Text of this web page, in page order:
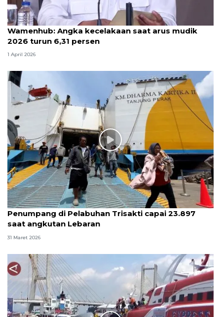
Wamenhub: Angka kecelakaan saat arus mudik
2026 turun 6,31 persen
1 April 2026
Penumpang di Pelabuhan Trisakti capai 23.897
saat angkutan Lebaran
31 Maret 2026